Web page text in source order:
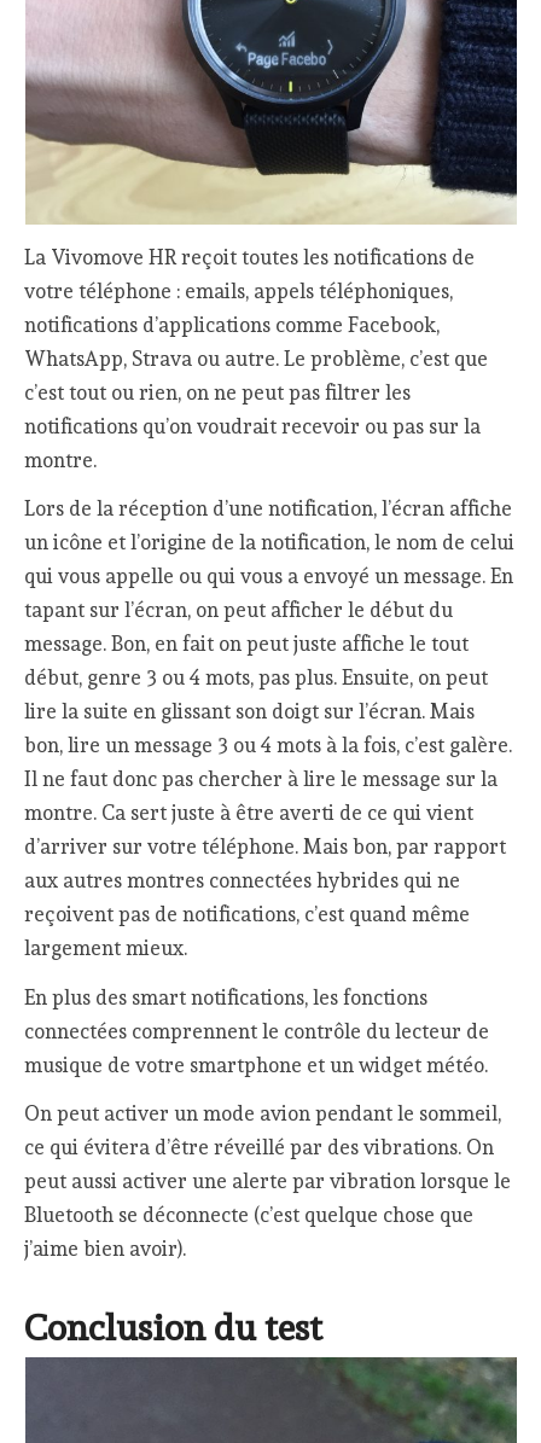
La Vivomove HR reçoit toutes les notifications de
votre téléphone : emails, appels téléphoniques,
notifications d’applications comme Facebook,
WhatsApp, Strava ou autre. Le problème, c’est que
c’est tout ou rien, on ne peut pas filtrer les
notifications qu’on voudrait recevoir ou pas sur la
montre.
Lors de la réception d’une notification, l’écran affiche
un icône et l’origine de la notification, le nom de celui
qui vous appelle ou qui vous a envoyé un message. En
tapant sur l’écran, on peut afficher le début du
message. Bon, en fait on peut juste affiche le tout
début, genre 3 ou 4 mots, pas plus. Ensuite, on peut
lire la suite en glissant son doigt sur l’écran. Mais
bon, lire un message 3 ou 4 mots à la fois, c’est galère.
Il ne faut donc pas chercher à lire le message sur la
montre. Ca sert juste à être averti de ce qui vient
d’arriver sur votre téléphone. Mais bon, par rapport
aux autres montres connectées hybrides qui ne
reçoivent pas de notifications, c’est quand même
largement mieux.
En plus des smart notifications, les fonctions
connectées comprennent le contrôle du lecteur de
musique de votre smartphone et un widget météo.
On peut activer un mode avion pendant le sommeil,
ce qui évitera d’être réveillé par des vibrations. On
peut aussi activer une alerte par vibration lorsque le
Bluetooth se déconnecte (c’est quelque chose que
j’aime bien avoir).
Conclusion du test